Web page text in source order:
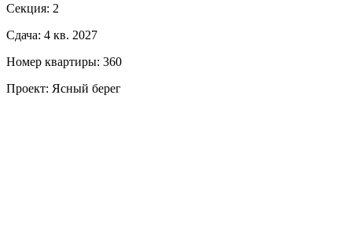
Секция: 2
Сдача: 4 кв. 2027
Номер квартиры: 360
Проект: Ясный берег